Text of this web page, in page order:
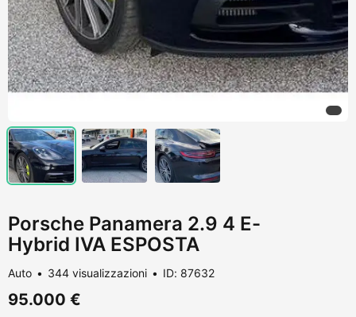
Porsche Panamera 2.9 4 E-
Hybrid IVA ESPOSTA
Auto 344 visualizzazioni ID: 87632
95.000 €